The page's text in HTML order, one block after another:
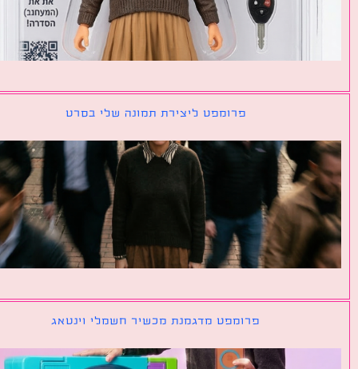
פרומפט ליצירת תמונה שלי בסרט
פרומפט מדגמנת מכשיר חשמלי וינטאג